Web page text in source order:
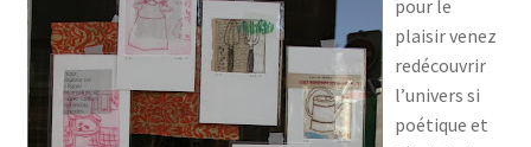
pour le
plaisir venez
redécouvrir
l’univers si
poétique et